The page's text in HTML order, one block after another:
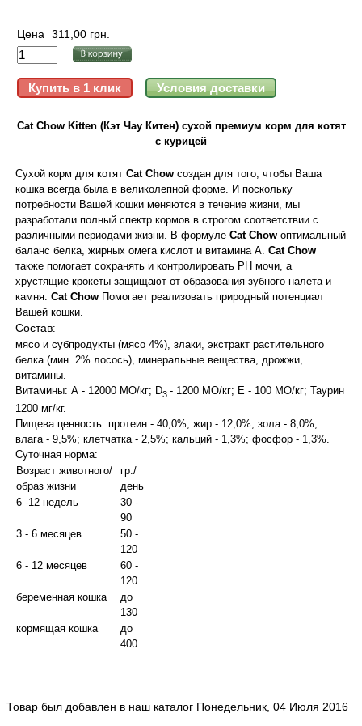
Цена 311,00 грн.
Cat Chow Kitten (Кэт Чау Китен) сухой премиум корм для котят
с курицей
Сухой корм для котят Cat Chow создан для того, чтобы Ваша
кошка всегда была в великолепной форме. И поскольку
потребности Вашей кошки меняются в течение жизни, мы
разработали полный спектр кормов в строгом соответствии с
различными периодами жизни. В формуле Cat Chow оптимальный
баланс белка, жирных омега кислот и витамина А. Cat Chow
также помогает сохранять и контролировать РН мочи, а
хрустящие крокеты защищают от образования зубного налета и
камня. Cat Chow Помогает реализовать природный потенциал
Вашей кошки.
Состав:
мясо и субпродукты (мясо 4%), злаки, экстракт растительного
белка (мин. 2% лосось), минеральные вещества, дрожжи,
витамины.
Витамины: А - 12000 МО/кг; D3 - 1200 МО/кг; E - 100 МО/кг; Таурин
1200 мг/кг.
Пищева ценность: протеин - 40,0%; жир - 12,0%; зола - 8,0%;
влага - 9,5%; клетчатка - 2,5%; кальций - 1,3%; фосфор - 1,3%.
Суточная норма:
Возраст животного/
образ жизни
гр./
день
6 -12 недель
30 -
90
3 - 6 месяцев
50 -
120
6 - 12 месяцев
60 -
120
беременная кошка
до
130
кормящая кошка
до
400
Товар был добавлен в наш каталог Понедельник, 04 Июля 2016